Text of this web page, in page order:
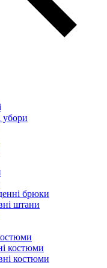
убори
брюки
штани
костюми
костюми